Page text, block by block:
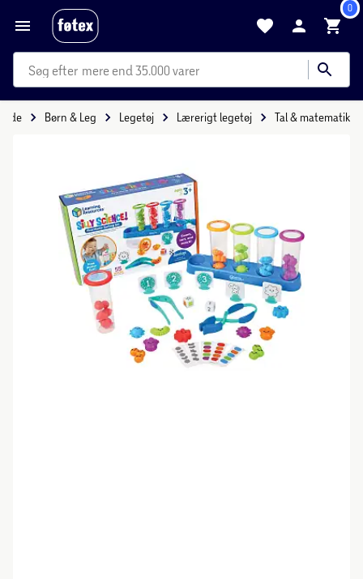
0
mere end 35.000 varer
Børn & Leg Legetøj Lærerigt legetøj Tal & matematik